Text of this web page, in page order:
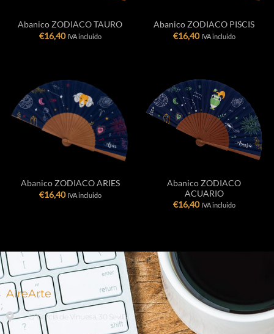
Abanico ZODIACO TAURO
€16,40 IVA incluido
Abanico ZODIACO PISCIS
€16,40 IVA incluido
Abanico ZODIACO ARIES
€16,40 IVA incluido
Abanico ZODIACO
ACUARIO
€16,40 IVA incluido
AireArte
C/ García de Vinuesa, 30 Sevilla